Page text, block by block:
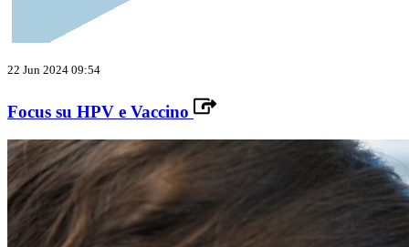
22 Jun 2024 09:54
Focus su HPV e Vaccino